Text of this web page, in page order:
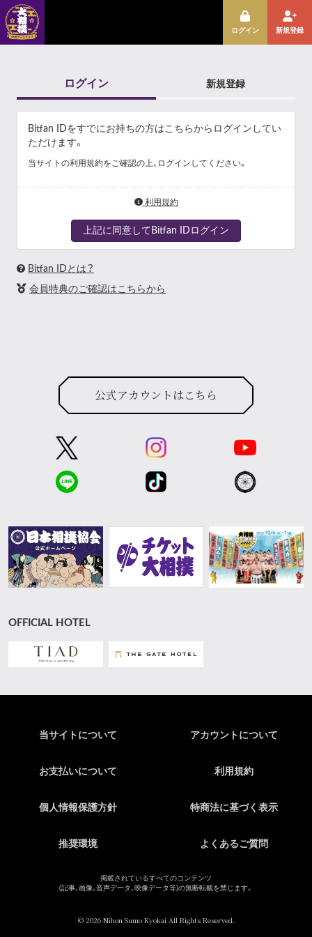
ログイン 新規登録
ログイン 新規登録
Bitfan IDをすでにお持ちの方はこちらからログインしてい
ただけます。
当サイトの利用規約をご確認の上、ログインしてください。
利用規約
上記に同意してBitfan IDログイン
Bitfan IDとは？
会員特典のご確認はこちらから
公式アカウントはこちら
OFFICIAL HOTEL
当サイトについて アカウントについて
お支払いについて 利用規約
個人情報保護方針 特商法に基づく表示
推奨環境 よくあるご質問
掲載されているすべてのコンテンツ
(記事、画像、音声データ、映像データ等)の無断転載を禁じます。
© 2026 Nihon Sumo Kyokai All Rights Reserved.